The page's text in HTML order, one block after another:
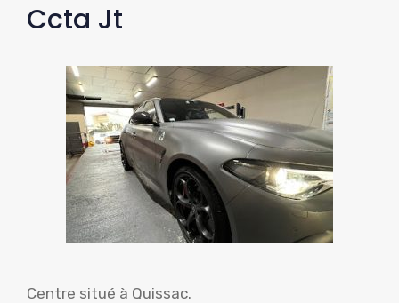
Ccta Jt
Centre situé à Quissac.